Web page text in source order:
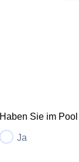
Haben Sie im
Ja